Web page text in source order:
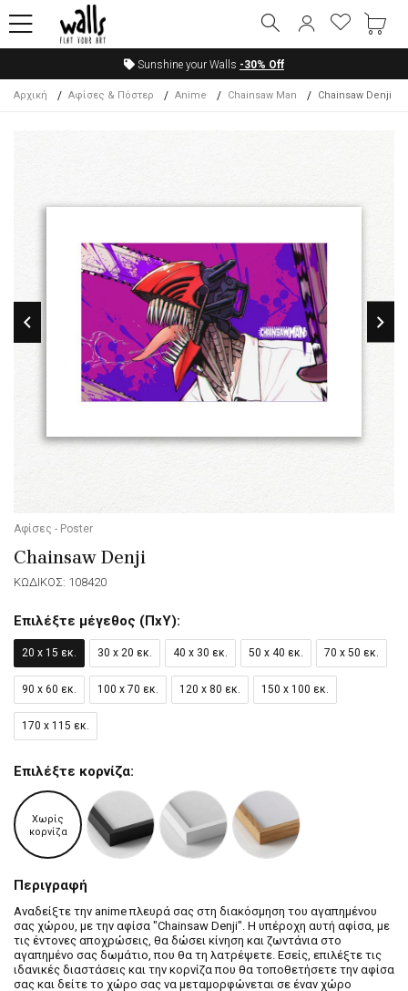
Sunshine your Walls -30% Off
Αρχική Αφίσες & Πόστερ Anime Chainsaw Man Chainsaw Denji
Αφίσες - Poster
Chainsaw Denji
ΚΩΔΙΚΟΣ: 108420
Επιλέξτε μέγεθος (ΠxΥ):
20 x 15 εκ. 30 x 20 εκ. 40 x 30 εκ. 50 x 40 εκ. 70 x 50 εκ.
90 x 60 εκ. 100 x 70 εκ. 120 x 80 εκ. 150 x 100 εκ.
170 x 115 εκ.
Επιλέξτε κορνίζα:
Χωρίς
κορνίζα
Περιγραφή
Αναδείξτε την anime πλευρά σας στη διακόσμηση του αγαπημένου
σας χώρου, με την αφίσα "Chainsaw Denji". Η υπέροχη αυτή αφίσα, με
τις έντονες αποχρώσεις, θα δώσει κίνηση και ζωντάνια στο
αγαπημένο σας δωμάτιο, που θα τη λατρέψετε. Εσείς, επιλέξτε τις
ιδανικές διαστάσεις και την κορνίζα που θα τοποθετήσετε την αφίσα
σας και δείτε το χώρο σας να μεταμορφώνεται σε έναν χώρο